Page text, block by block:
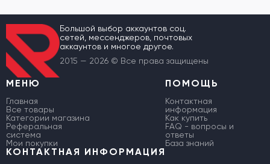
Большой выбор аккаунтов соц.
сетей, мессенджеров, почтовых
аккаунтов и многое другое.
2015 — 2026 © Все права защищены
МЕНЮ
Главная
Все товары
Категории магазина
Реферальная
система
Мои покупки
ПОМОЩЬ
Контактная
информация
Как купить
FAQ - вопросы и
ответы
База знаний
КОНТАКТНАЯ ИНФОРМАЦИЯ